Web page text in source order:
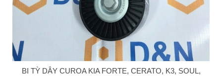
BI TỲ DÂY CUROA KIA FORTE, CERATO, K3, SOUL,